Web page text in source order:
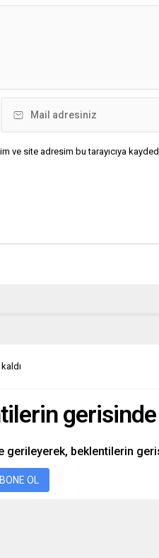
ve site adresim bu tarayıcıya
gerileyerek, beklentilerin
OL